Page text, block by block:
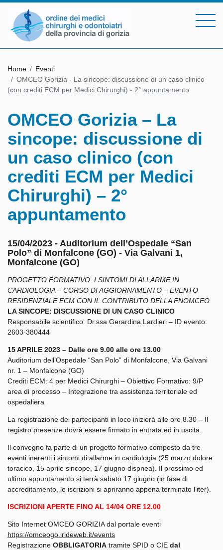
Home
Eventi
OMCEO Gorizia - La sincope: discussione di un caso clinico
(con crediti ECM per Medici Chirurghi) - 2° appuntamento
OMCEO Gorizia – La
sincope: discussione di
un caso clinico (con
crediti ECM per Medici
Chirurghi) – 2°
appuntamento
15/04/2023 - Auditorium dell’Ospedale “San
Polo” di Monfalcone (GO) - Via Galvani 1,
Monfalcone (GO)
PROGETTO FORMATIVO: I SINTOMI DI ALLARME IN
CARDIOLOGIA – CORSO DI AGGIORNAMENTO – EVENTO
RESIDENZIALE ECM CON IL CONTRIBUTO DELLA FNOMCEO
LA SINCOPE: DISCUSSIONE DI UN CASO CLINICO
Responsabile scientifico: Dr.ssa Gerardina Lardieri – ID evento:
2603-380444
15 APRILE 2023 – Dalle ore 9.00 alle ore 13.00
Auditorium dell’Ospedale “San Polo” di Monfalcone, Via Galvani
nr. 1 – Monfalcone (GO)
Crediti ECM: 4 per Medici Chirurghi – Obiettivo Formativo: 9/P
area di processo – Integrazione tra assistenza territoriale ed
ospedaliera
La registrazione dei partecipanti in loco inizierà alle ore 8.30 – Il
registro presenze dovrà essere firmato in entrata ed in uscita.
Il convegno fa parte di un progetto formativo composto da tre
eventi inerenti i sintomi di allarme in cardiologia (25 marzo dolore
toracico, 15 aprile sincope, 17 giugno dispnea). Il prossimo ed
ultimo appuntamento si terrà sabato 17 giugno (in fase di
accreditamento, le iscrizioni si apriranno appena terminato l’iter).
ISCRIZIONI APERTE FINO AL 14/04 ORE 12.00
Sito Internet OMCEO GORIZIA dal portale eventi
https://omceogo.irideweb.it/events
Registrazione OBBLIGATORIA tramite SPID o CIE dal